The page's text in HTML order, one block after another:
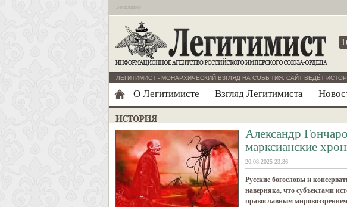
Бесплатно
ЛЕГИТИМИСТ - МОНАРХИЧЕСКИЙ ВЗГЛЯД НА СОБЫТИЯ. САЙТ ВЕДЁТ
О Легитимисте Взгляд Легитимиста
Александр
марксианские
20.08.2025 23:36
Русские богословы и
наверняка, что субъектами
православным